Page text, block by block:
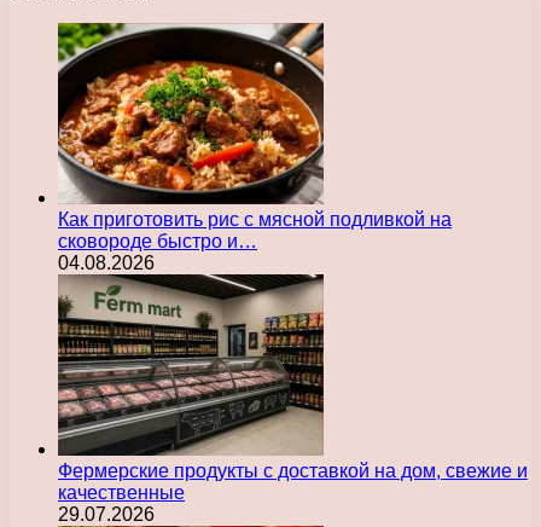
Как приготовить рис с мясной подливкой на
сковороде быстро и…
04.08.2026
Фермерские продукты с доставкой на дом, свежие и
качественные
29.07.2026